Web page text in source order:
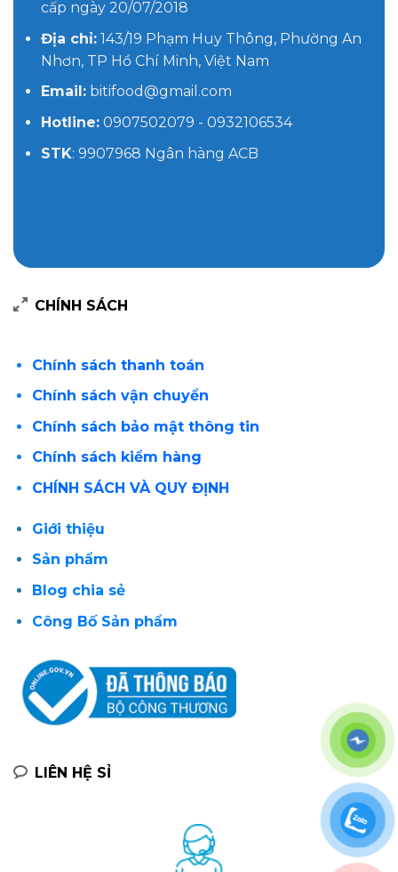
cấp ngày 20/07/2018
Địa chỉ:143/19 Phạm Huy Thông, Phường An
Nhơn, TP Hồ Chí Minh, Việt Nam
Email:bitifood@gmail.com
Hotline:0907502079 - 0932106534
STK: 9907968 Ngân hàng ACB
CHÍNH SÁCH
Chính sách thanh toán
Chính sách vận chuyển
Chính sách bảo mật thông tin
Chính sách kiểm hàng
CHÍNH SÁCH VÀ QUY ĐỊNH
Giới thiệu
Sản phẩm
Blog chia sẻ
Công Bố Sản phẩm
LIÊN HỆ SỈ